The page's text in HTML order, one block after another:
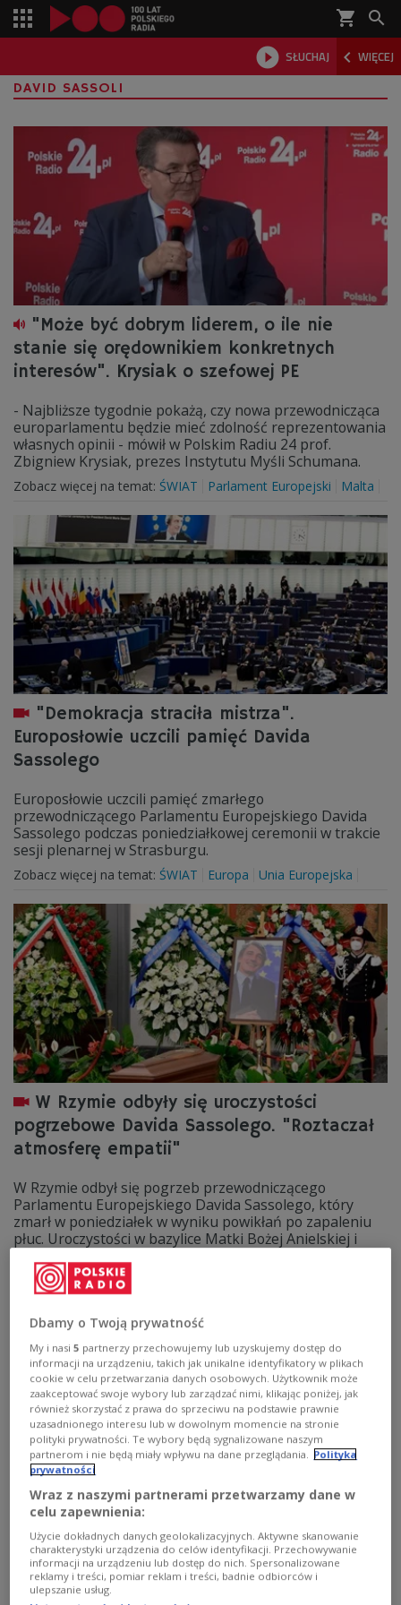
shopping_cart 
 SŁUCHAJ  WIĘCEJ

DAVID SASSOLI
"Może być dobrym liderem, o ile nie
stanie się orędownikiem konkretnych
interesów". Krysiak o szefowej PE
- Najbliższe tygodnie pokażą, czy nowa przewodnicząca
europarlamentu będzie mieć zdolność reprezentowania
własnych opinii - mówił w Polskim Radiu 24 prof.
Zbigniew Krysiak, prezes Instytutu Myśli Schumana.
Zobacz więcej na temat: ŚWIAT Parlament Europejski Malta
"Demokracja straciła mistrza".
Europosłowie uczcili pamięć Davida
Sassolego
Europosłowie uczcili pamięć zmarłego
przewodniczącego Parlamentu Europejskiego Davida
Sassolego podczas poniedziałkowej ceremonii w trakcie
sesji plenarnej w Strasburgu.
Zobacz więcej na temat: ŚWIAT Europa Unia Europejska
W Rzymie odbyły się uroczystości
pogrzebowe Davida Sassolego. "Roztaczał
atmosferę empatii"
W Rzymie odbył się pogrzeb przewodniczącego
Parlamentu Europejskiego Davida Sassolego, który
zmarł w poniedziałek w wyniku powikłań po zapaleniu
płuc. Uroczystości w bazylice Matki Bożej Anielskiej i
prezydenta i premiera Włoch obecni byli
przewodniczący: Komisji Europejskiej, Ursula von der
Zobacz więcej na temat:ŚWIAT
odeszli 2021 Parlament Europejski
śmierć
Ursula von der Leyen
Sergio Mattarella
Zmiana na stanowisku szefa PE.
Dbamy o Twoją prywatność
My i nasi5 partnerzy przechowujemy lub uzyskujemy dostęp do
informacji na urządzeniu, takich jak unikalne identyfikatory w plikach
cookie w celu przetwarzania danych osobowych. Użytkownik może
zaakceptować swoje wybory lub zarządzać nimi, klikając poniżej, jak
również skorzystać z prawa do sprzeciwu na podstawie prawnie
uzasadnionego interesu lub w dowolnym momencie na stronie
polityki prywatności. Te wybory będą sygnalizowane naszym
partnerom i nie będą miały wpływu na dane przeglądania.
Polityka
prywatności
Wraz z naszymi partnerami przetwarzamy dane w
celu zapewnienia:
Użycie dokładnych danych geolokalizacyjnych. Aktywne skanowanie
charakterystyki urządzenia do celów identyfikacji. Przechowywanie
informacji na urządzeniu lub dostęp do nich. Spersonalizowane
reklamy i treści, pomiar reklam i treści, badnie odbiorców i
ulepszanie usług.